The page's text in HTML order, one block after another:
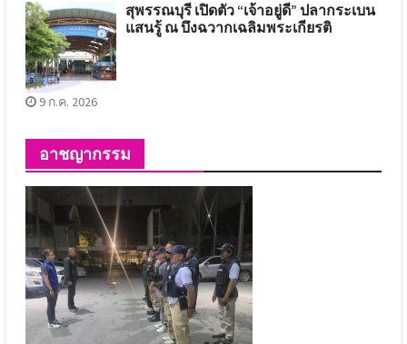
สุพรรณบุรี เปิดตัว “เจ้าอยู่ดี” ปลากระเบน
แสนรู้ ณ บึงฉวากเฉลิมพระเกียรติ
9 ก.ค. 2026
อาชญากรรม